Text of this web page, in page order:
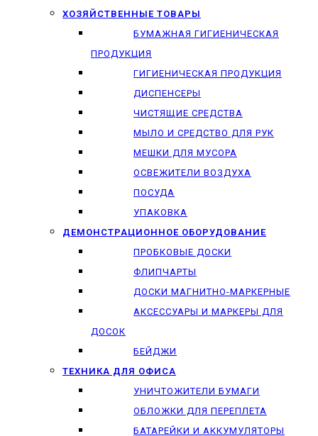
ХОЗЯЙСТВЕННЫЕ ТОВАРЫ
БУМАЖНАЯ ГИГИЕНИЧЕСКАЯ
ПРОДУКЦИЯ
ГИГИЕНИЧЕСКАЯ ПРОДУКЦИЯ
ДИСПЕНСЕРЫ
ЧИСТЯЩИЕ СРЕДСТВА
МЫЛО И СРЕДСТВО ДЛЯ РУК
МЕШКИ ДЛЯ МУСОРА
ОСВЕЖИТЕЛИ ВОЗДУХА
ПОСУДА
УПАКОВКА
ДЕМОНСТРАЦИОННОЕ ОБОРУДОВАНИЕ
ПРОБКОВЫЕ ДОСКИ
ФЛИПЧАРТЫ
ДОСКИ МАГНИТНО-МАРКЕРНЫЕ
АКСЕССУАРЫ И МАРКЕРЫ ДЛЯ
ДОСОК
БЕЙДЖИ
ТЕХНИКА ДЛЯ ОФИСА
УНИЧТОЖИТЕЛИ БУМАГИ
ОБЛОЖКИ ДЛЯ ПЕРЕПЛЕТА
БАТАРЕЙКИ И АККУМУЛЯТОРЫ